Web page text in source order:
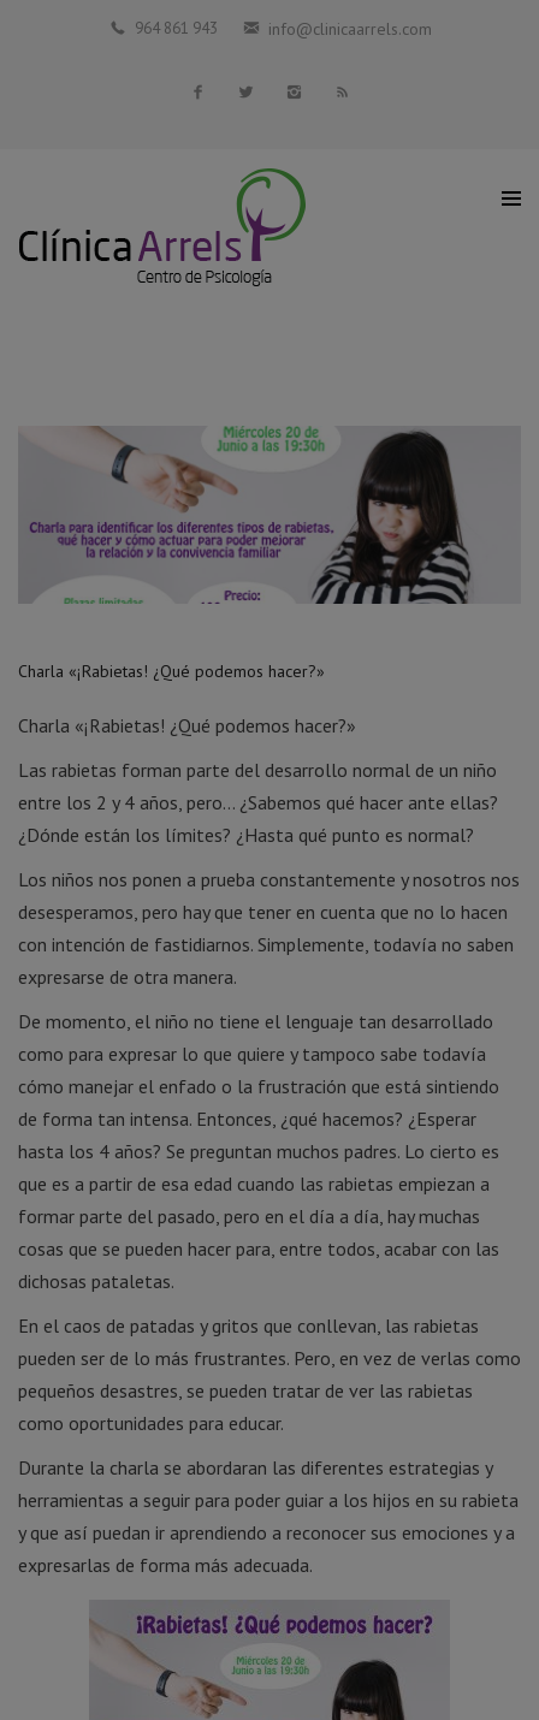
Blog
964 861 943 info@clinicaarrels.com
Charla «¡Rabietas! ¿Qué podemos hacer?»
Charla «¡Rabietas! ¿Qué podemos hacer?»
Las rabietas forman parte del desarrollo normal de un niño
entre los 2 y 4 años, pero… ¿Sabemos qué hacer ante ellas?
¿Dónde están los límites? ¿Hasta qué punto es normal?
Los niños nos ponen a prueba constantemente y nosotros nos
desesperamos, pero hay que tener en cuenta que no lo hacen
con intención de fastidiarnos. Simplemente, todavía no saben
expresarse de otra manera.
De momento, el niño no tiene el lenguaje tan desarrollado
como para expresar lo que quiere y tampoco sabe todavía
cómo manejar el enfado o la frustración que está sintiendo
de forma tan intensa. Entonces, ¿qué hacemos? ¿Esperar
hasta los 4 años? Se preguntan muchos padres. Lo cierto es
que es a partir de esa edad cuando las rabietas empiezan a
formar parte del pasado, pero en el día a día, hay muchas
cosas que se pueden hacer para, entre todos, acabar con las
dichosas pataletas.
En el caos de patadas y gritos que conllevan, las rabietas
pueden ser de lo más frustrantes. Pero, en vez de verlas como
pequeños desastres, se pueden tratar de ver las rabietas
como oportunidades para educar.
Durante la charla se abordaran las diferentes estrategias y
herramientas a seguir para poder guiar a los hijos en su rabieta
y que así puedan ir aprendiendo a reconocer sus emociones y a
expresarlas de forma más adecuada.